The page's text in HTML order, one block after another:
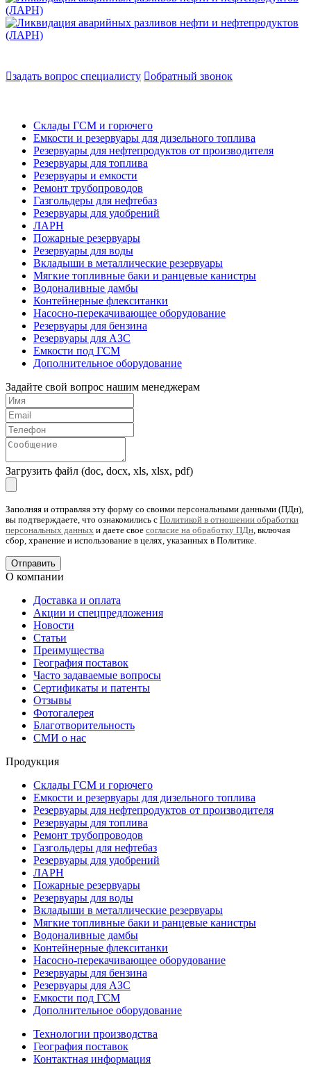
задать вопрос специалисту обратный звонок
Склады ГСМ и горючего
Емкости и резервуары для дизельного топлива
Резервуары для нефтепродуктов от производителя
Резервуары для топлива
Резервуары и емкости
Ремонт трубопроводов
Газгольдеры для нефтебаз
Резервуары для удобрений
ЛАРН
Пожарные резервуары
Резервуары для воды
Вкладыши в металлические резервуары
Мягкие топливные баки и ранцевые канистры
Водоналивные дамбы
Контейнерные флекситанки
Насосно-перекачивающее оборудование
Резервуары для бензина
Резервуары для АЗС
Емкости под ГСМ
Дополнительное оборудование
Задайте свой вопрос нашим менеджерам
Загрузить файл (doc, docx, xls, xlsx, pdf)
Заполняя и отправляя эту форму со своими персональными данными (ПДн),
вы подтверждаете, что ознакомились с Политикой в отношении обработки
персональных данных и даете свое согласие на обработку ПДн , включая
сбор, хранение и использование в целях, указанных в Политике.
О компании
Доставка и оплата
Акции и спецпредложения
Новости
Статьи
Преимущества
География поставок
Часто задаваемые вопросы
Сертификаты и патенты
Отзывы
Фотогалерея
Благотворительность
СМИ о нас
Продукция
Склады ГСМ и горючего
Емкости и резервуары для дизельного топлива
Резервуары для нефтепродуктов от производителя
Резервуары для топлива
Ремонт трубопроводов
Газгольдеры для нефтебаз
Резервуары для удобрений
ЛАРН
Пожарные резервуары
Резервуары для воды
Вкладыши в металлические резервуары
Мягкие топливные баки и ранцевые канистры
Водоналивные дамбы
Контейнерные флекситанки
Насосно-перекачивающее оборудование
Резервуары для бензина
Резервуары для АЗС
Емкости под ГСМ
Дополнительное оборудование
Технологии производства
География поставок
Контактная информация